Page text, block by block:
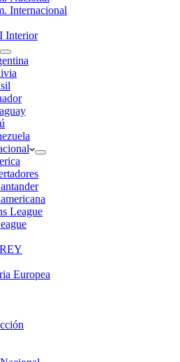
Internacional
Interior
League
Europea